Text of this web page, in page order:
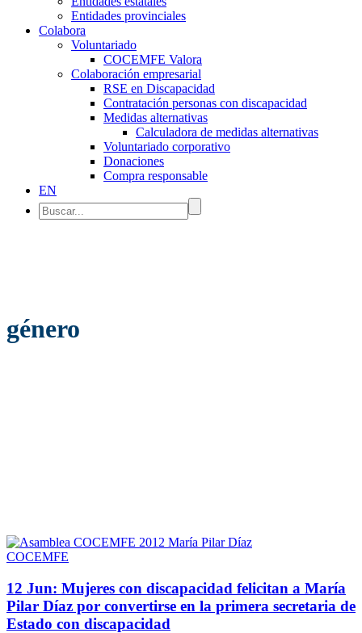
Entidades provinciales
Colabora
Voluntariado
COCEMFE Valora
Colaboración empresarial
RSE en Discapacidad
Contratación personas con discapacidad
Medidas alternativas
Calculadora de medidas alternativas
Voluntariado corporativo
Donaciones
Compra responsable
EN
género
COCEMFE
12 Jun: Mujeres con discapacidad felicitan a María
Pilar Díaz por convertirse en la primera secretaria de
Estado con discapacidad